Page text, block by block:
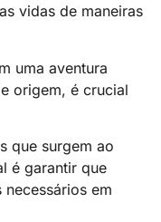
vidas de maneiras
uma aventura
origem, é crucial
que surgem ao
é garantir que
em